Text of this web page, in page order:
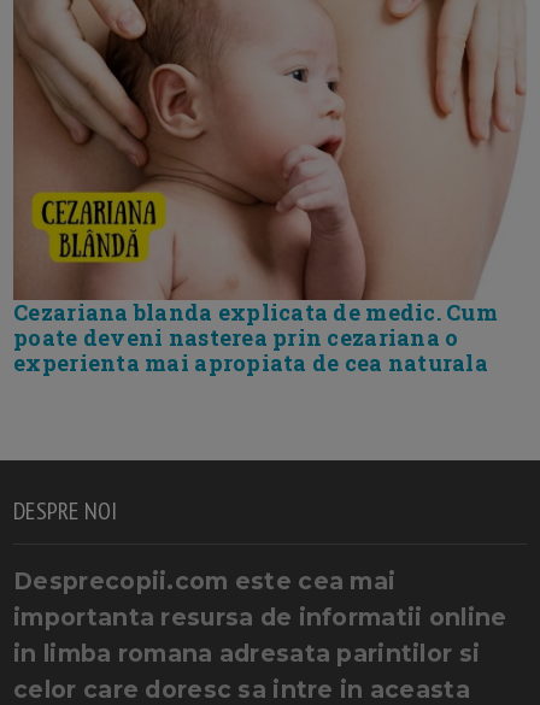
Cezariana blanda explicata de medic. Cum
poate deveni nasterea prin cezariana o
experienta mai apropiata de cea naturala
DESPRE NOI
Desprecopii.com este cea mai
importanta resursa de informatii online
in limba romana adresata parintilor si
celor care doresc sa intre in aceasta